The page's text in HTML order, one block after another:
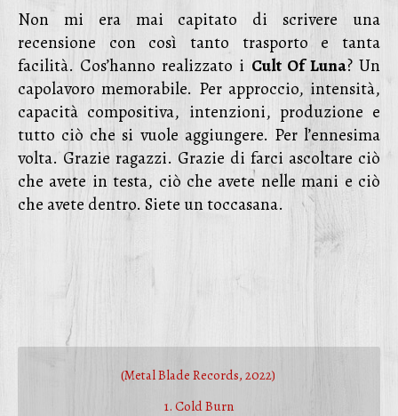
Non mi era mai capitato di scrivere una
recensione con così tanto trasporto e tanta
facilità. Cos’hanno realizzato i Cult Of Luna? Un
capolavoro memorabile. Per approccio, intensità,
capacità compositiva, intenzioni, produzione e
tutto ciò che si vuole aggiungere. Per l’ennesima
volta. Grazie ragazzi. Grazie di farci ascoltare ciò
che avete in testa, ciò che avete nelle mani e ciò
che avete dentro. Siete un toccasana.
(Metal Blade Records, 2022)
1. Cold Burn